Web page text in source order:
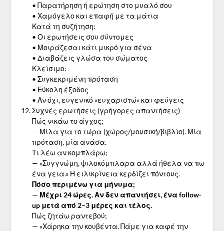
• Παρατήρηση ή ερώτηση στο μυαλό σου
• Χαμόγελο και επαφή με τα μάτια
Κατά τη συζήτηση:
• Οι ερωτήσεις σου σύντομες
• Μοιράζεσαι κάτι μικρό για σένα
• Διαβάζεις γλώσα του σώματος
Κλείσιμο:
• Συγκεκριμένη πρόταση
• Εύκολη έξοδος
• Αν όχι, ευγενικό «ευχαριστώ» και φεύγεις
Συχνές ερωτήσεις (γρήγορες απαντήσεις)
Πώς νικάω το άγχος;
— Μίλα για το τώρα (χώρος/μουσική/βιβλίο). Μία
πρόταση, μία ανάσα.
Τι λέω αν κομπλάρω;
— «Συγγνώμη, ψιλοκόμπλαρα αλλά ήθελα να πω
ένα γεια.» Η ειλικρίνεια κερδίζει πόντους.
Πόσο περιμένω για μήνυμα;
— Μέχρι 24 ώρες. Αν δεν απαντήσει, ένα follow-
up μετά από 2–3 μέρες και τέλος.
Πώς ζητάω ραντεβού;
— «Χάρηκα την κουβέντα. Πάμε για καφέ την